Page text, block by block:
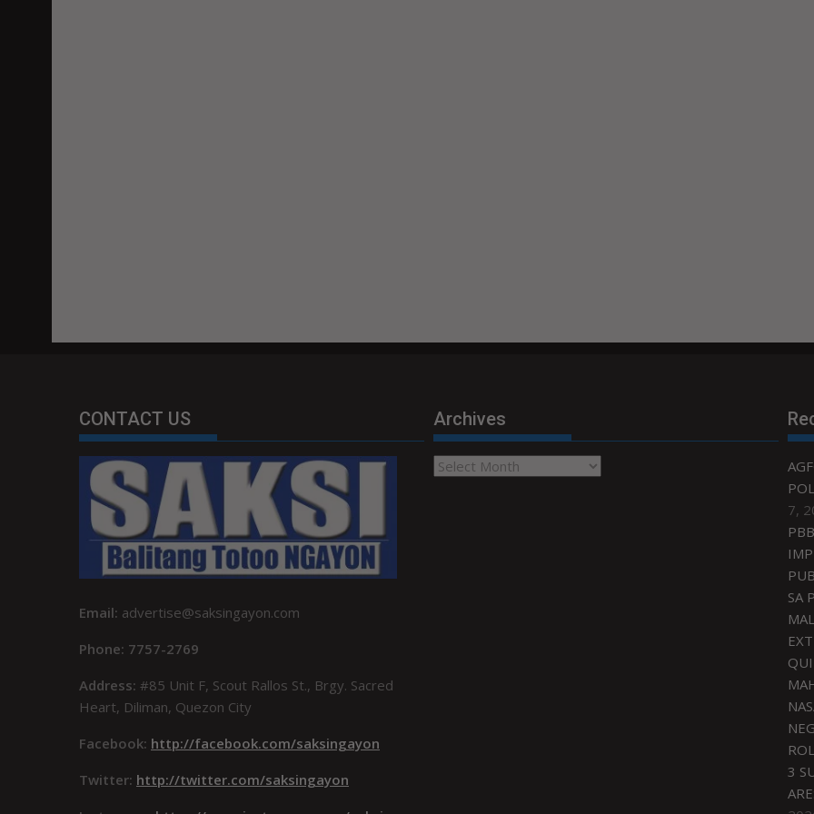
CONTACT US
Email: advertise@saksingayon.com
Phone: 7757-2769
Address: #85 Unit F, Scout Rallos St., Brgy. Sacred
Heart, Diliman, Quezon City
Facebook: http://facebook.com/saksingayon
Twitter: http://twitter.com/saksingayon
Archives
Archives
7,
SA
3